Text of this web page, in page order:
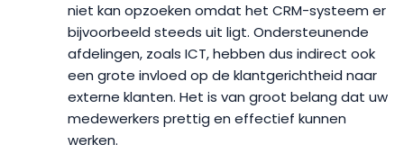
niet kan opzoeken omdat het CRM-systeem er
bijvoorbeeld steeds uit ligt. Ondersteunende
afdelingen, zoals ICT, hebben dus indirect ook
een grote invloed op de klantgerichtheid naar
externe klanten. Het is van groot belang dat uw
medewerkers prettig en effectief kunnen
werken.